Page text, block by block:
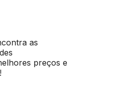
as
preços e